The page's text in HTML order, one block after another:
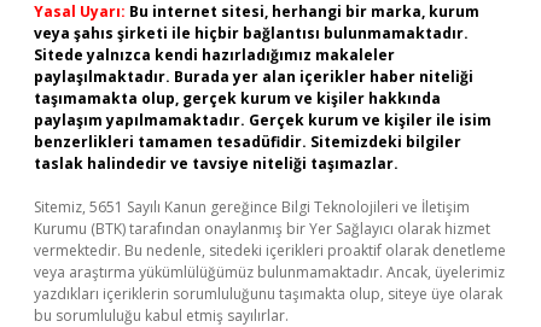
Yasal Uyarı: Bu internet sitesi, herhangi bir marka, kurum
veya şahıs şirketi ile hiçbir bağlantısı bulunmamaktadır.
Sitede yalnızca kendi hazırladığımız makaleler
paylaşılmaktadır. Burada yer alan içerikler haber niteliği
taşımamakta olup, gerçek kurum ve kişiler hakkında
paylaşım yapılmamaktadır. Gerçek kurum ve kişiler ile isim
benzerlikleri tamamen tesadüfidir. Sitemizdeki bilgiler
taslak halindedir ve tavsiye niteliği taşımazlar.
Sitemiz, 5651 Sayılı Kanun gereğince Bilgi Teknolojileri ve İletişim
Kurumu (BTK) tarafından onaylanmış bir Yer Sağlayıcı olarak hizmet
vermektedir. Bu nedenle, sitedeki içerikleri proaktif olarak denetleme
veya araştırma yükümlülüğümüz bulunmamaktadır. Ancak, üyelerimiz
yazdıkları içeriklerin sorumluluğunu taşımakta olup, siteye üye olarak
bu sorumluluğu kabul etmiş sayılırlar.